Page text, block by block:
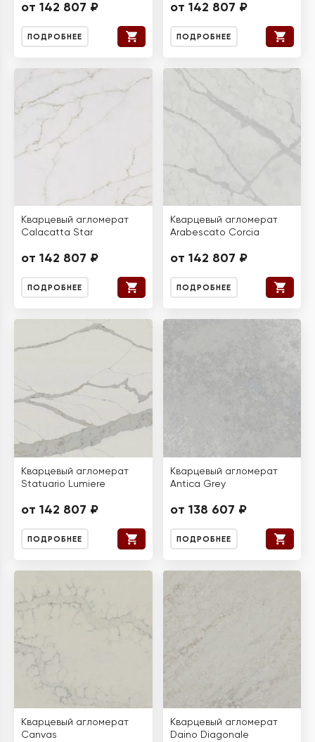
от 142 807 ₽
ПОДРОБНЕЕ
от 142 807 ₽
ПОДРОБНЕЕ
Кварцевый агломерат
Calacatta Star
от 142 807 ₽
ПОДРОБНЕЕ
Кварцевый агломерат
Arabescato Corcia
от 142 807 ₽
ПОДРОБНЕЕ
Кварцевый агломерат
Statuario Lumiere
от 142 807 ₽
ПОДРОБНЕЕ
Кварцевый агломерат
Antica Grey
от 138 607 ₽
ПОДРОБНЕЕ
Кварцевый агломерат
Canvas
Кварцевый агломерат
Daino Diagonale